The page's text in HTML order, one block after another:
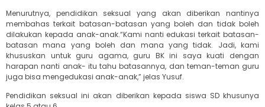
Menurutnya, pendidikan seksual yang akan diberikan nantinya
membahas terkait batasan-batasan yang boleh dan tidak boleh
dilakukan kepada anak-anak.“Kami nanti edukasi terkait batasan-
batasan mana yang boleh dan mana yang tidak. Jadi, kami
khususkan untuk guru agama, guru BK ini saya kuati dengan
harapan nanti anak- itu tahu batasannya, dan teman-teman guru
juga bisa mengedukasi anak-anak,” jelas Yusuf.
Pendidikan seksual ini akan diberikan kepada siswa SD khusunya